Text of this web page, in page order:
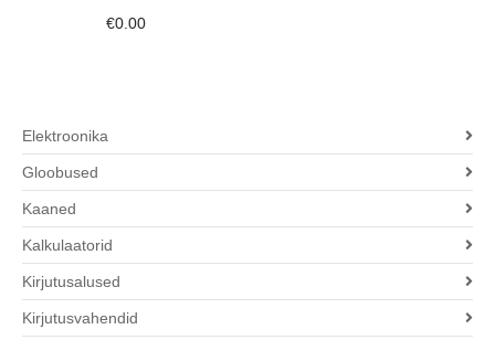
€0.00
Elektroonika
Gloobused
Kaaned
Kalkulaatorid
Kirjutusalused
Kirjutusvahendid